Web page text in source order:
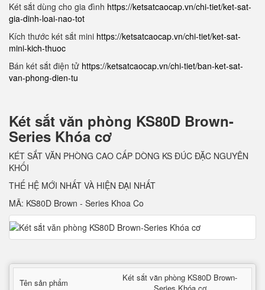
Két sắt dùng cho gia đình https://ketsatcaocap.vn/chi-tiet/ket-sat-
gia-dinh-loai-nao-tot
Kích thước két sắt mini https://ketsatcaocap.vn/chi-tiet/ket-sat-
mini-kich-thuoc
Bán két sắt điện tử https://ketsatcaocap.vn/chi-tiet/ban-ket-sat-
van-phong-dien-tu
Két sắt văn phòng KS80D Brown-
Series Khóa cơ
KÉT SẮT VĂN PHÒNG CAO CẤP DÒNG KS ĐÚC ĐẶC NGUYÊN
KHỐI
THẾ HỆ MỚI NHẤT VÀ HIỆN ĐẠI NHẤT
MÃ: KS80D Brown - Series Khoa Co
Tên sản phẩm
Két sắt văn phòng KS80D Brown-